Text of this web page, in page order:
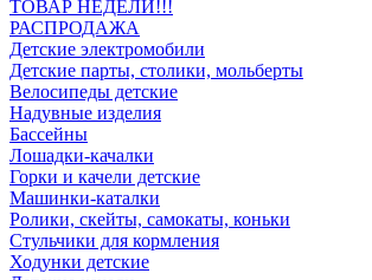
ТОВАР НЕДЕЛИ!!!
РАСПРОДАЖА
Детские электромобили
Детские парты, столики, мольберты
Велосипеды детские
Надувные изделия
Бассейны
Лошадки-качалки
Горки и качели детские
Машинки-каталки
Ролики, скейты, самокаты, коньки
Стульчики для кормления
Ходунки детские